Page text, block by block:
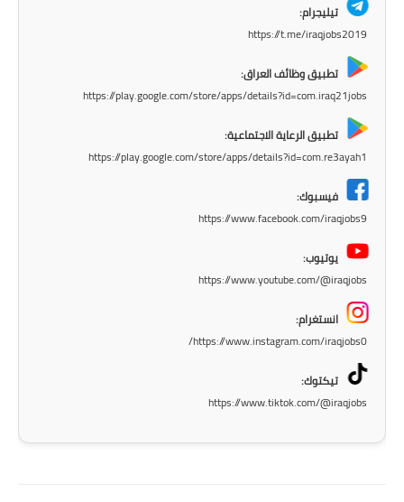
المرحلة الابتدائية
تيليجرام:
https://t.me/iraqjobs2019
تطبيق وظائف العراق:
https://play.google.com/store/apps/details?id=com.iraq21jobs
تطبيق الرعاية الاجتماعية:
https://play.google.com/store/apps/details?id=com.re3ayah1
فيسبوك:
https://www.facebook.com/iraqjobs9
يوتيوب:
https://www.youtube.com/@iraqjobs
انستغرام:
https://www.instagram.com/iraqjobs0/
تيكتوك:
https://www.tiktok.com/@iraqjobs